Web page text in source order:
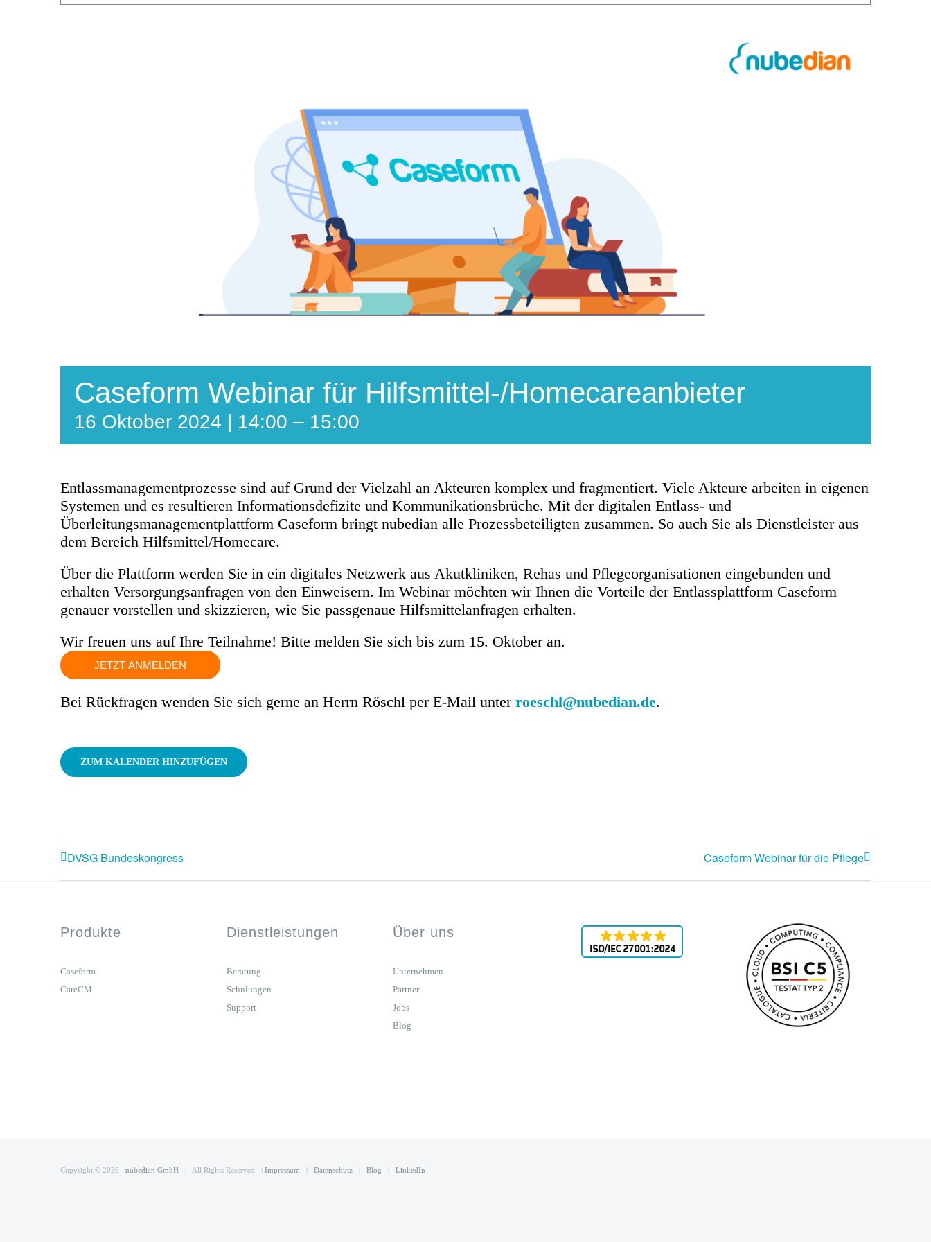
Caseform Webinar für Hilfsmittel-/Homecareanbieter
16 Oktober 2024 | 14:00 – 15:00
Entlassmanagementprozesse sind auf Grund der Vielzahl an Akteuren komplex und fragmentiert. Viele Akteure arbeiten in eigenen
Systemen und es resultieren Informationsdefizite und Kommunikationsbrüche. Mit der digitalen Entlass- und
Überleitungsmanagementplattform Caseform bringt nubedian alle Prozessbeteiligten zusammen. So auch Sie als Dienstleister aus
dem Bereich Hilfsmittel/Homecare.
Über die Plattform werden Sie in ein digitales Netzwerk aus Akutkliniken, Rehas und Pflegeorganisationen eingebunden und
erhalten Versorgungsanfragen von den Einweisern. Im Webinar möchten wir Ihnen die Vorteile der Entlassplattform Caseform
genauer vorstellen und skizzieren, wie Sie passgenaue Hilfsmittelanfragen erhalten.
Wir freuen uns auf Ihre Teilnahme! Bitte melden Sie sich bis zum 15. Oktober an.
JETZT ANMELDEN
Bei Rückfragen wenden Sie sich gerne an Herrn Röschl per E-Mail unter roeschl@nubedian.de.
ZUM KALENDER HINZUFÜGEN
DVSG Bundeskongress Caseform Webinar für die Pflege
Produkte
Caseform
CareCM
Dienstleistungen
Beratung
Schulungen
Support
Über uns
Unternehmen
Partner
Jobs
Blog
Copyright © 2026 nubedian GmbH | All Rights Reserved | Impressum | Datenschutz | Blog | LinkedIn